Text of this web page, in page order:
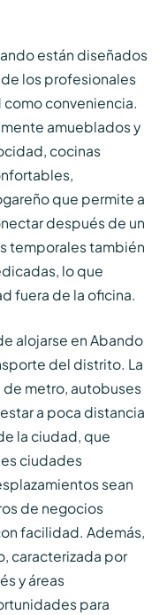
están diseñados
los profesionales
conveniencia.
amueblados y
cocinas
que permite a
después de un
temporales también
lo que
fuera de la oficina.
alojarse en Abando
del distrito. La
de metro, autobuses
a poca distancia
la ciudad, que
ciudades
sean
de negocios
facilidad. Además,
caracterizada por
y áreas
para